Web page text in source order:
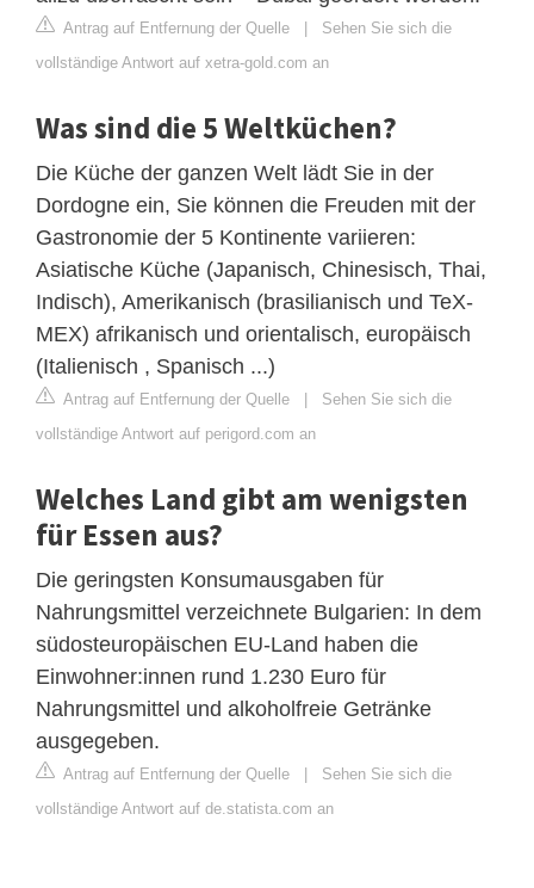
Antrag auf Entfernung der Quelle | Sehen Sie sich die
vollständige Antwort auf xetra-gold.com an
Was sind die 5 Weltküchen?
Die Küche der ganzen Welt lädt Sie in der
Dordogne ein, Sie können die Freuden mit der
Gastronomie der 5 Kontinente variieren:
Asiatische Küche (Japanisch, Chinesisch, Thai,
Indisch), Amerikanisch (brasilianisch und TeX-
MEX) afrikanisch und orientalisch, europäisch
(Italienisch , Spanisch ...)
Antrag auf Entfernung der Quelle | Sehen Sie sich die
vollständige Antwort auf perigord.com an
Welches Land gibt am wenigsten
für Essen aus?
Die geringsten Konsumausgaben für
Nahrungsmittel verzeichnete Bulgarien: In dem
südosteuropäischen EU-Land haben die
Einwohner:innen rund 1.230 Euro für
Nahrungsmittel und alkoholfreie Getränke
ausgegeben.
Antrag auf Entfernung der Quelle | Sehen Sie sich die
vollständige Antwort auf de.statista.com an